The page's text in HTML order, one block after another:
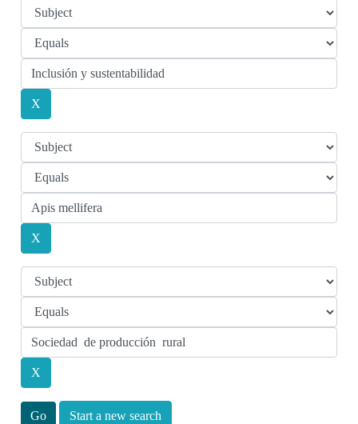
Start a new search